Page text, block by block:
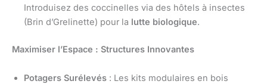
Introduisez des coccinelles via des hôtels à insectes
(Brin d’Grelinette) pour la lutte biologique.
Maximiser l’Espace : Structures Innovantes
Potagers Surélevés : Les kits modulaires en bois